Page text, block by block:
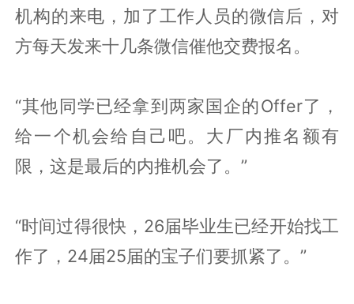
机构的来电，加了工作人员的微信后，对
方每天发来十几条微信催他交费报名。
“其他同学已经拿到两家国企的Offer了，
给一个机会给自己吧。大厂内推名额有
限，这是最后的内推机会了。”
“时间过得很快，26届毕业生已经开始找工
作了，24届25届的宝子们要抓紧了。”